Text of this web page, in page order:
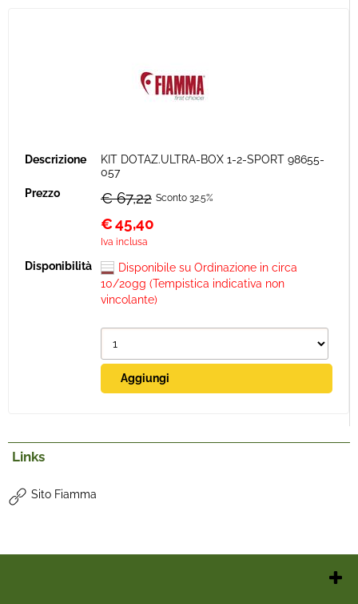
KIT DOTAZ.ULTRA-BOX 1-2-SPORT 98655-
057
€ 67,22 Sconto 32.5%
€45,40
Iva inclusa
Disponibile su Ordinazione in circa
10/20gg (Tempistica indicativa non
vincolante)
Links
Sito Fiamma